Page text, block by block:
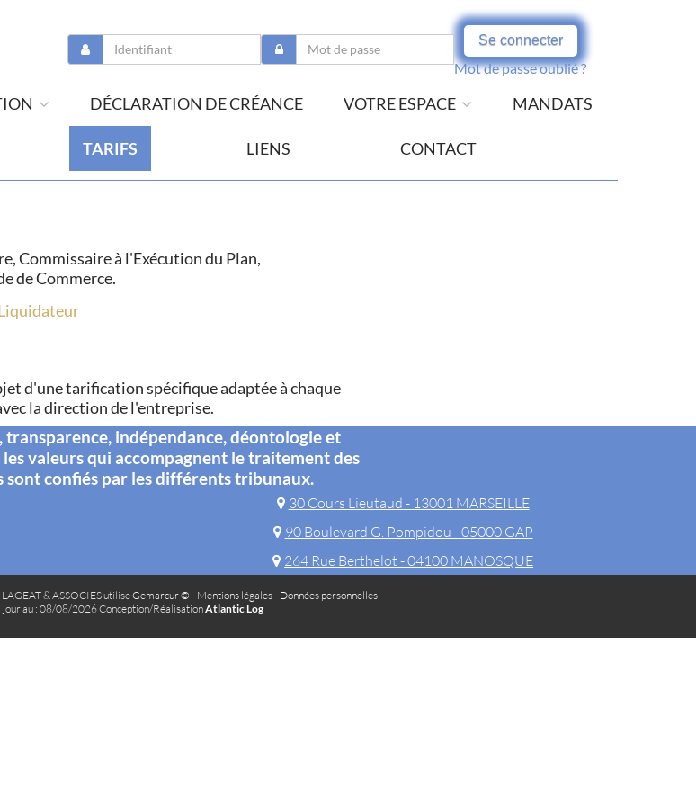
Se connecter
Mot de passe oublié ?
DÉCLARATION DE CRÉANCE VOTRE ESPACE MANDATS
TARIFS LIENS CONTACT
Commissaire à l'Exécution du Plan,
de Commerce.
d'une tarification spécifique adaptée à chaque
la direction de l'entreprise.
indépendance, déontologie et
valeurs qui accompagnent le traitement des
sont confiés par les différents tribunaux.
30 Cours Lieutaud - 13001 MARSEILLE
90 Boulevard G. Pompidou - 05000 GAP
264 Rue Berthelot - 04100 MANOSQUE
& ASSOCIES utiliseGemarcur © - Mentions légales- Données personnelles
jour au : 08/08/2026 Conception/RéalisationAtlantic Log